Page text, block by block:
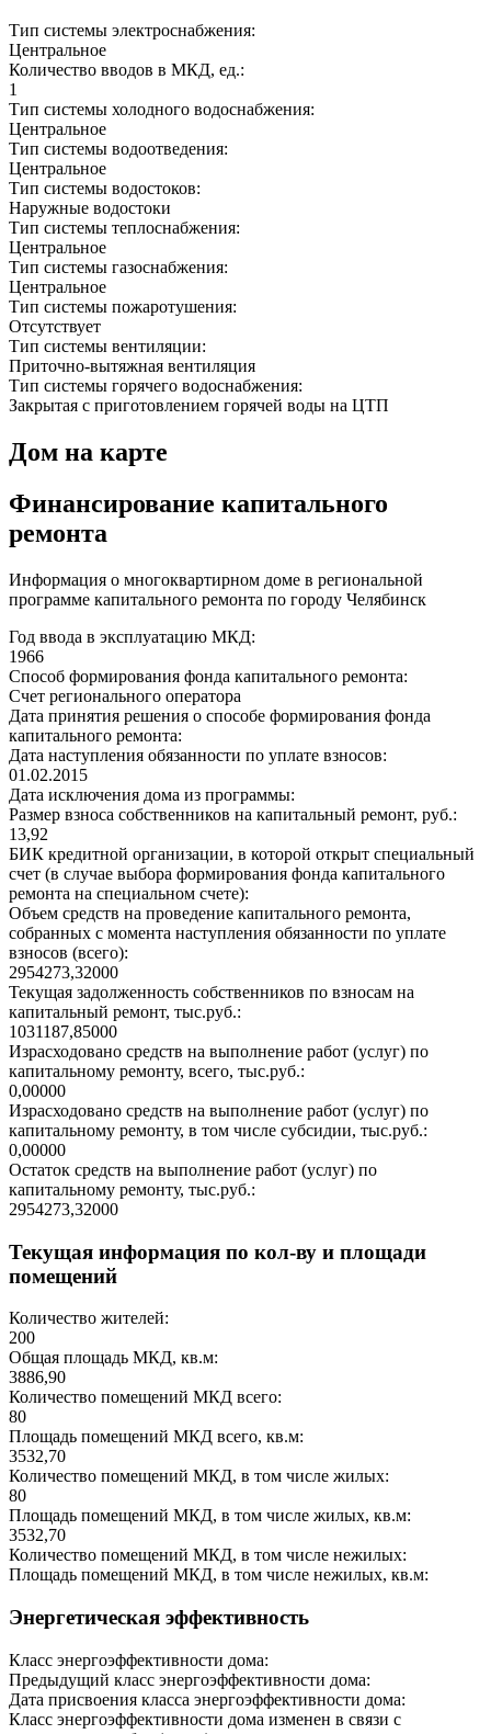
Тип системы электроснабжения:
Центральное
Количество вводов в МКД, ед.:
1
Тип системы холодного водоснабжения:
Центральное
Тип системы водоотведения:
Центральное
Тип системы водостоков:
Наружные водостоки
Тип системы теплоснабжения:
Центральное
Тип системы газоснабжения:
Центральное
Тип системы пожаротушения:
Отсутствует
Тип системы вентиляции:
Приточно-вытяжная вентиляция
Тип системы горячего водоснабжения:
Закрытая с приготовлением горячей воды на ЦТП
Дом на карте
Финансирование капитального
ремонта
Информация о многоквартирном доме в региональной
программе капитального ремонта по городу Челябинск
Год ввода в эксплуатацию МКД:
1966
Способ формирования фонда капитального ремонта:
Счет регионального оператора
Дата принятия решения о способе формирования фонда
капитального ремонта:
Дата наступления обязанности по уплате взносов:
01.02.2015
Дата исключения дома из программы:
Размер взноса собственников на капитальный ремонт, руб.:
13,92
БИК кредитной организации, в которой открыт специальный
счет (в случае выбора формирования фонда капитального
ремонта на специальном счете):
Объем средств на проведение капитального ремонта,
собранных с момента наступления обязанности по уплате
взносов (всего):
2954273,32000
Текущая задолженность собственников по взносам на
капитальный ремонт, тыс.руб.:
1031187,85000
Израсходовано средств на выполнение работ (услуг) по
капитальному ремонту, всего, тыс.руб.:
0,00000
Израсходовано средств на выполнение работ (услуг) по
капитальному ремонту, в том числе субсидии, тыс.руб.:
0,00000
Остаток средств на выполнение работ (услуг) по
капитальному ремонту, тыс.руб.:
2954273,32000
Текущая информация по кол-ву и площади
помещений
Количество жителей:
200
Общая площадь МКД, кв.м:
3886,90
Количество помещений МКД всего:
80
Площадь помещений МКД всего, кв.м:
3532,70
Количество помещений МКД, в том числе жилых:
80
Площадь помещений МКД, в том числе жилых, кв.м:
3532,70
Количество помещений МКД, в том числе нежилых:
Площадь помещений МКД, в том числе нежилых, кв.м:
Энергетическая эффективность
Класс энергоэффективности дома:
Предыдущий класс энергоэффективности дома:
Дата присвоения класса энергоэффективности дома:
Класс энергоэффективности дома изменен в связи с